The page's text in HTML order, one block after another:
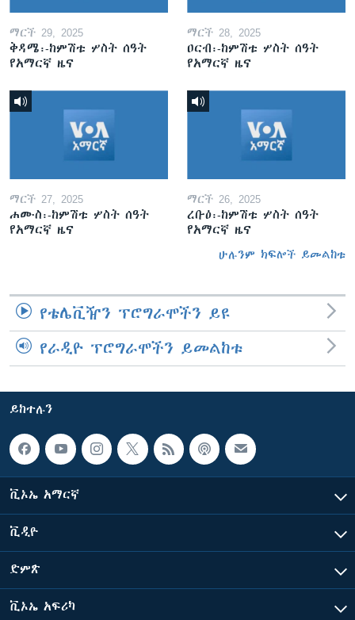
ማርች 29, 2025
ቅዳሜ፡-ከምሽቱ ሦስት ሰዓት
የአማርኛ ዜና
ማርች 28, 2025
ዐርብ፡-ከምሽቱ ሦስት ሰዓት
የአማርኛ ዜና
ማርች 27, 2025
ሐሙስ፡-ከምሽቱ ሦስት ሰዓት
የአማርኛ ዜና
ማርች 26, 2025
ረቡዕ፡-ከምሽቱ ሦስት ሰዓት
የአማርኛ ዜና
ሁሉንም ክፍሎች ይመልከቱ
የቴሌቪዥን ፕሮግራሞችን ይዩ
የራዲዮ ፕሮግራሞችን ይመልከቱ
ይከተሉን
ቪኦኤ አማርኛ
ቪዲዮ
ድምጽ
ቪኦኤ አፍሪካ